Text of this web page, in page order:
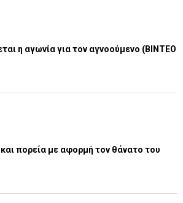
η αγωνία για τον αγνοούμενο (ΒΙΝΤΕΟ
πορεία με αφορμή τον θάνατο του